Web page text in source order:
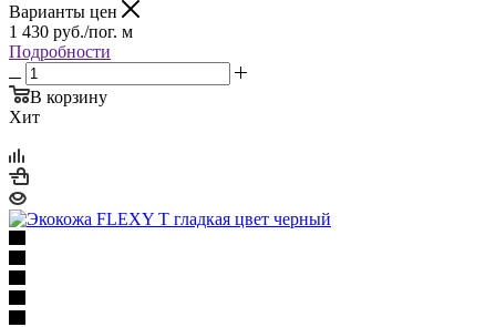
Варианты цен
1 430 руб./пог. м
Подробности
В корзину
Хит